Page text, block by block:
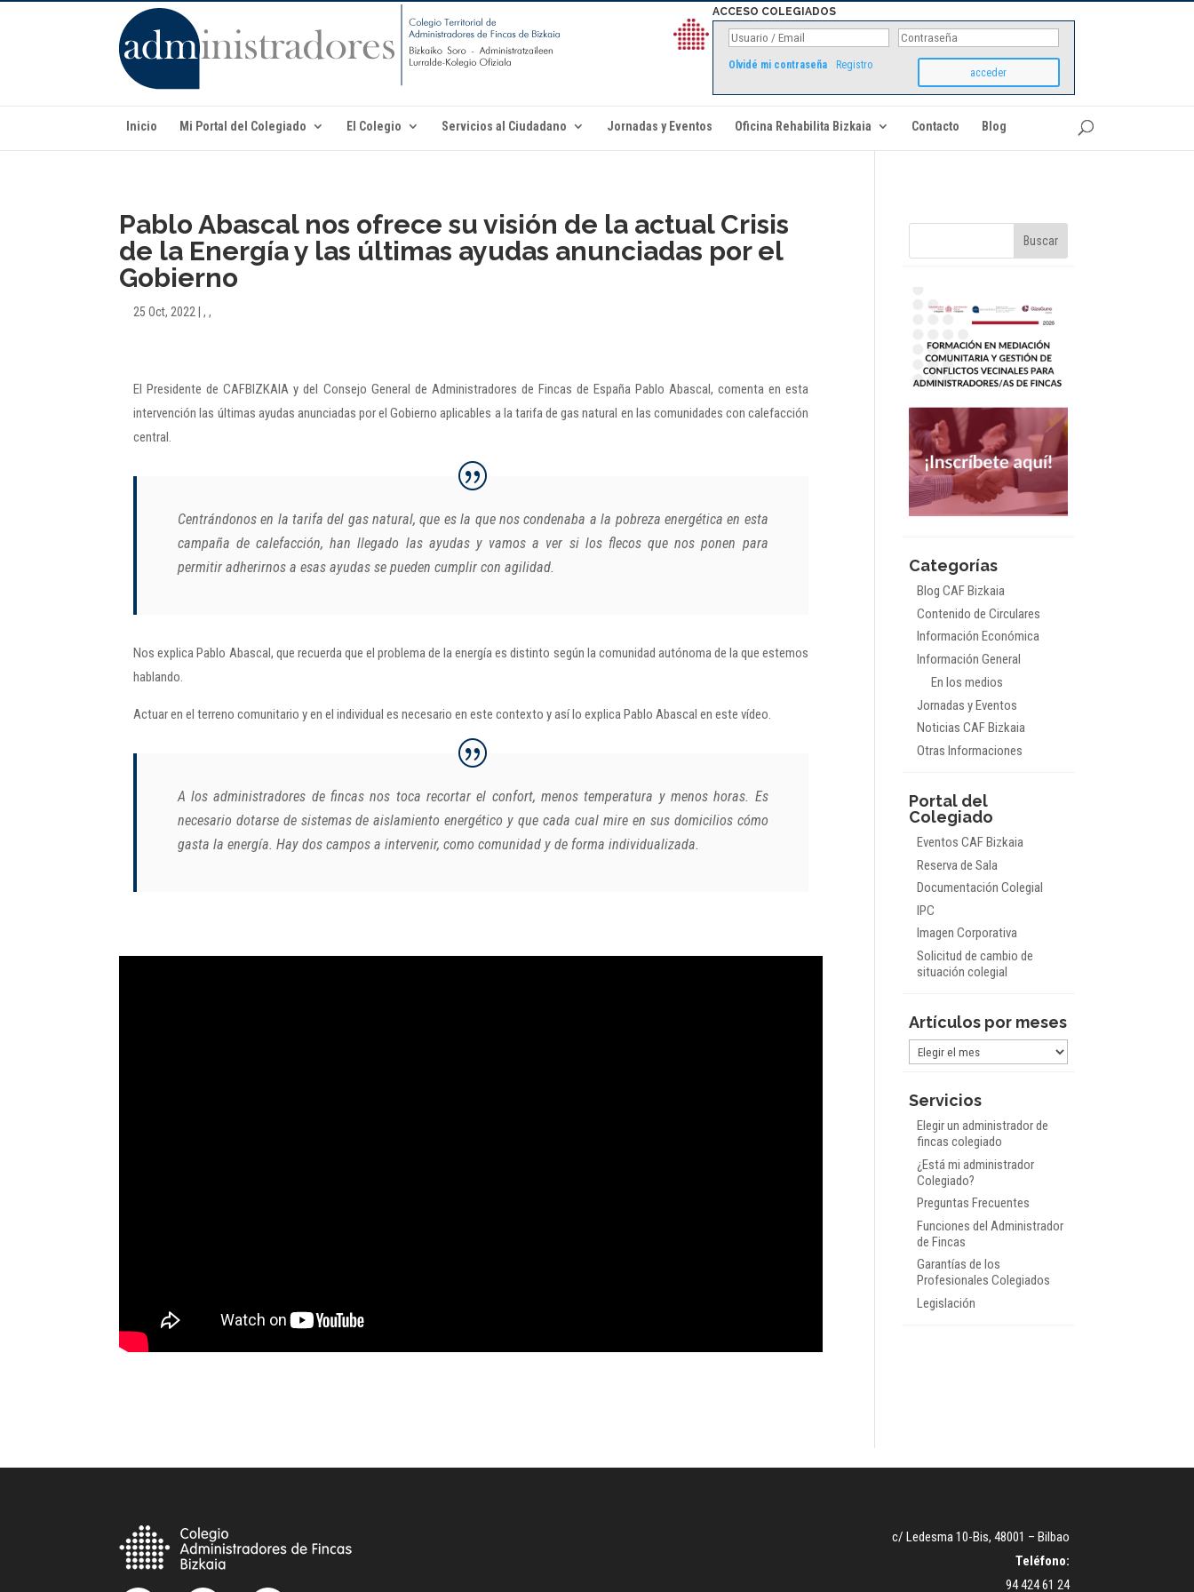
ACCESO COLEGIADOS
Olvidé mi contraseña Registro
Inicio Mi Portal del Colegiado El Colegio Servicios al Ciudadano Jornadas y Eventos Oficina Rehabilita Bizkaia Contacto Blog
Pablo Abascal nos ofrece su visión de la actual Crisis
de la Energía y las últimas ayudas anunciadas por el
Gobierno
25 Oct, 2022 |,,
El Presidente de CAFBIZKAIA y del Consejo General de Administradores de Fincas de España Pablo Abascal, comenta en esta
intervención las últimas ayudas anunciadas por el Gobierno aplicables a la tarifa de gas natural en las comunidades con calefacción
central.
Centrándonos en la tarifa del gas natural, que es la que nos condenaba a la pobreza energética en esta
campaña de calefacción, han llegado las ayudas y vamos a ver si los flecos que nos ponen para
permitir adherirnos a esas ayudas se pueden cumplir con agilidad.
Nos explica Pablo Abascal, que recuerda que el problema de la energía es distinto según la comunidad autónoma de la que estemos
hablando.
Actuar en el terreno comunitario y en el individual es necesario en este contexto y así lo explica Pablo Abascal en este vídeo.
A los administradores de fincas nos toca recortar el confort, menos temperatura y menos horas. Es
necesario dotarse de sistemas de aislamiento energético y que cada cual mire en sus domicilios cómo
gasta la energía. Hay dos campos a intervenir, como comunidad y de forma individualizada.
Categorías
Blog CAF Bizkaia
Contenido de Circulares
Información Económica
Información General
En los medios
Jornadas y Eventos
Noticias CAF Bizkaia
Otras Informaciones
Portal del
Colegiado
Eventos CAF Bizkaia
Reserva de Sala
Documentación Colegial
IPC
Imagen Corporativa
Solicitud de cambio de
situación colegial
Artículos por meses
Artículos
meses
Servicios
Elegir un administrador de
fincas colegiado
¿Está mi administrador
Colegiado?
Preguntas Frecuentes
Funciones del Administrador
de Fincas
Garantías de los
Profesionales Colegiados
Legislación
c/ Ledesma 10-Bis, 48001 – Bilbao
Teléfono:
94 424 61 24